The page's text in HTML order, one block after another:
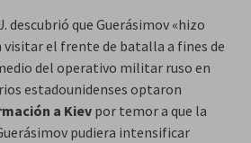
descubrió que Guerásimov «hizo
visitar el frente de batalla a fines de
del operativo militar ruso en
estadounidenses optaron
a Kievpor temor a que la
pudiera intensificar